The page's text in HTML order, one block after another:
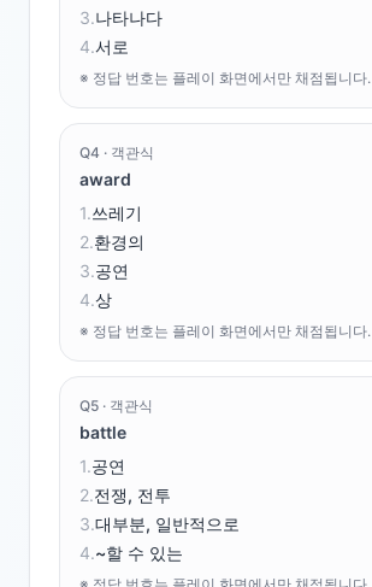
3.나타나다
4.서로
※ 정답 번호는 플레이 화면에서만 채점됩니다.
Q4 · 객관식
award
1.쓰레기
2.환경의
3.공연
4.상
※ 정답 번호는 플레이 화면에서만 채점됩니다.
Q5 · 객관식
battle
1.공연
2.전쟁, 전투
3.대부분, 일반적으로
4.~할 수 있는